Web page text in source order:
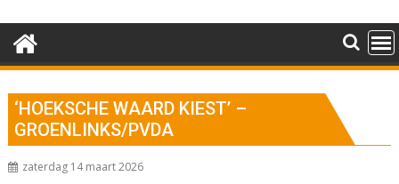
‘HOEKSCHE WAARD KIEST’ –
GROENLINKS/PVDA
zaterdag 14 maart 2026